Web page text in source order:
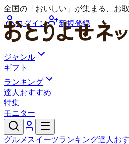
全国の「おいしい」が集まる、お
ログイン
新規登録
ジャンル
ギフト
ランキング
達人おすすめ
特集
モニター
グルメ スイーツランキング達人お